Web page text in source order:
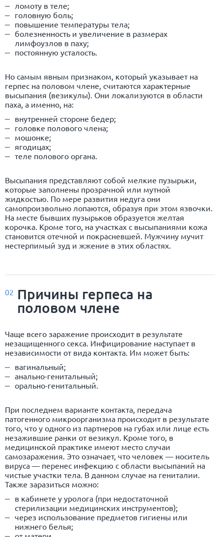
ломоту в теле;
головную боль;
повышение температуры тела;
болезненность и увеличение в размерах
лимфоузлов в паху;
постоянную усталость.
Но самым явным признаком, который указывает на
герпес на половом члене, считаются характерные
высыпания (везикулы). Они локализуются в области
паха, а именно, на:
внутренней стороне бедер;
головке полового члена;
мошонке;
ягодицах;
теле полового органа.
Высыпания представляют собой мелкие пузырьки,
которые заполнены прозрачной или мутной
жидкостью. По мере развития недуга они
самопроизвольно лопаются, образуя при этом язвочки.
На месте бывших пузырьков образуется желтая
корочка. Кроме того, на участках с высыпаниями кожа
становится отечной и покрасневшей. Мужчину мучит
нестерпимый зуд и жжение в этих областях.
02 Причины герпеса на
половом члене
Чаще всего заражение происходит в результате
незащищенного секса. Инфицирование наступает в
независимости от вида контакта. Им может быть:
вагинальный;
анально-генитальный;
орально-генитальный.
При последнем варианте контакта, передача
патогенного микроорганизма происходит в результате
того, что у одного из партнеров на губах или лице есть
незажившие ранки от везикул. Кроме того, в
медицинской практике имеют место случаи
самозаражения. Это означает, что человек — носитель
вируса — перенес инфекцию с области высыпаний на
чистые участки тела. В данном случае на гениталии.
Также заразиться можно:
в кабинете у уролога (при недостаточной
стерилизации медицинских инструментов);
через использование предметов гигиены или
нижнего белья;